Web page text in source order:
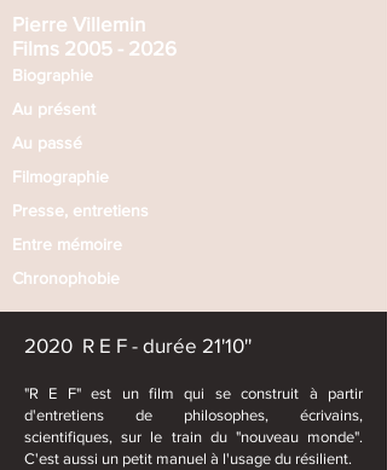
Pierre Villemin​
Films 2005 - 2026
Biographie
Au présent
Au passé​
Filmographie
Presse, entretiens
Entre mémoire
Chronophobie
2020 R E F - durée 21'10''
"R E F" est un film qui se construit à partir
d'entretiens de philosophes, écrivains,
scientifiques, sur le train du "nouveau monde".
C'est aussi un petit manuel à l'usage du résilient.